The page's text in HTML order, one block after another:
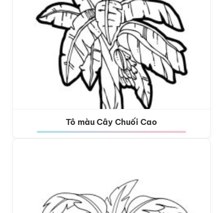
Tô màu Cây Chuối Cao